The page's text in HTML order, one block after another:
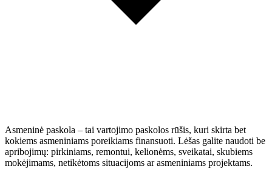
Asmeninė paskola – tai vartojimo paskolos rūšis, kuri skirta bet
kokiems asmeniniams poreikiams finansuoti. Lėšas galite naudoti be
apribojimų: pirkiniams, remontui, kelionėms, sveikatai, skubiems
mokėjimams, netikėtoms situacijoms ar asmeniniams projektams.